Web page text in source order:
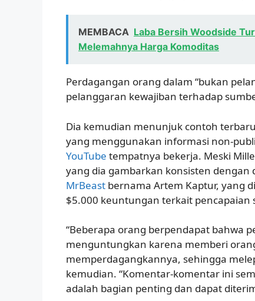
MEMBACA Laba Bersih Woodside
Melemahnya Harga Komoditas
Perdagangan orang dalam “bukan
pelanggaran kewajiban terhadap
Dia kemudian menunjuk contoh
yang menggunakan informasi non-
YouTube tempatnya bekerja. Meski
yang dia gambarkan konsisten dengan
MrBeast bernama Artem Kaptur, yang
$5.000 keuntungan terkait pencapaian
“Beberapa orang berpendapat bahwa
menguntungkan karena memberi
memperdagangkannya, sehingga
kemudian. “Komentar-komentar ini
adalah bagian penting dan dapat